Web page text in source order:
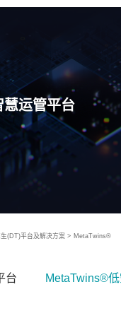
运管平台
(DT)平台及解决方案 > MetaTwins®
台 MetaTwins®